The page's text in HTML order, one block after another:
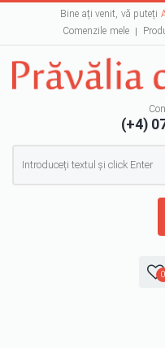
Bine ați venit, vă puteți
Comenzile mele
(+4)
Formular de
0